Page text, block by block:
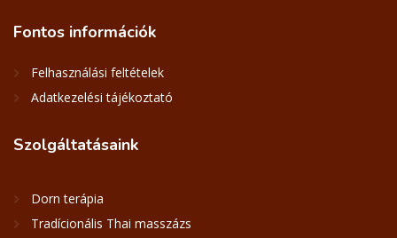
Fontos információk
Felhasználási feltételek
Adatkezelési tájékoztató
Szolgáltatásaink
Dorn terápia
Tradícionális Thai masszázs